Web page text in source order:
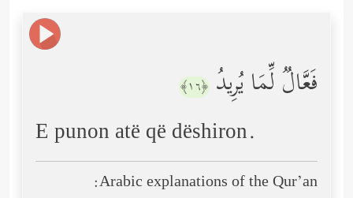
فَعَّالࣱ لِّمَا یُرِیدُ ﴿١٦﴾
E punon atë që dëshiron.
Arabic explanations of the Qur’an: